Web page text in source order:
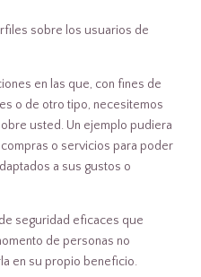
sobre los usuarios de
en las que, con fines de
o de otro tipo, necesitemos
usted. Un ejemplo pudiera
o servicios para poder
a sus gustos o
seguridad eficaces que
de personas no
en su propio beneficio.